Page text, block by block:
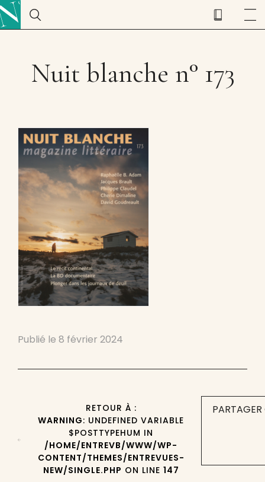
Nuit blanche n° 173
Publié le 8 février 2024
RETOUR À :
WARNING: UNDEFINED VARIABLE
$POSTTYPEHUM IN
/HOME/ENTREVB/WWW/WP-
CONTENT/THEMES/ENTREVUES-
NEW/SINGLE.PHP ON LINE 147